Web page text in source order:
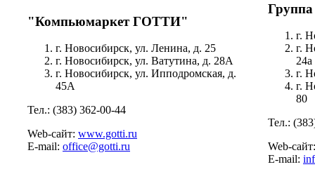
"Компьюмаркет ГОТТИ"
г. Новосибирск, ул. Ленина, д. 25
г. Новосибирск, ул. Ватутина, д. 28А
г. Новосибирск, ул. Ипподромская, д.
45А
Тел.: (383) 362-00-44
Web-сайт: www.gotti.ru
E-mail: office@gotti.ru
г.
г.
24а
г.
г.
80
Тел.:
Web-
E-mail: